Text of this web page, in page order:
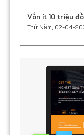
Vốn ít 10 triệu
Thứ Năm, 02-04-